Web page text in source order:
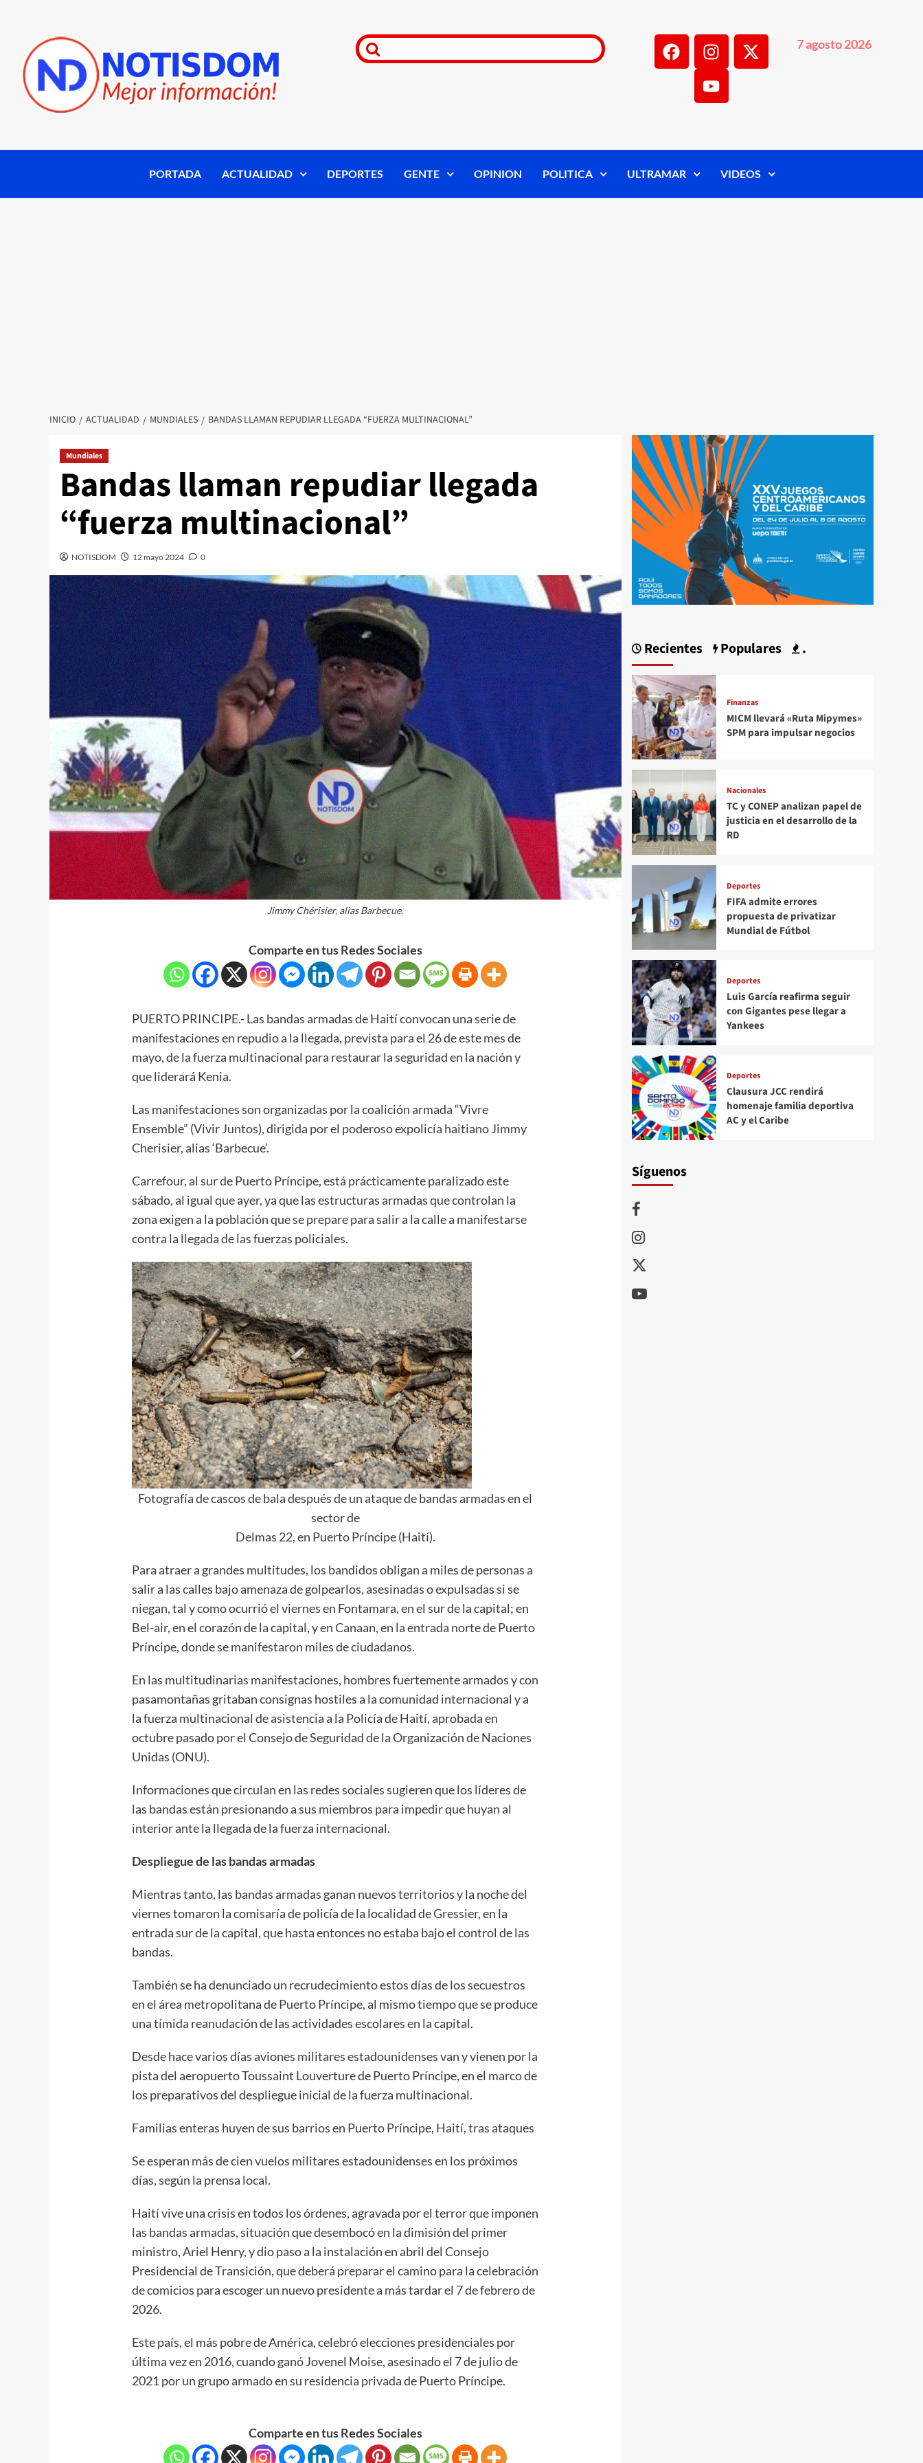
7 agosto 2026
PORTADA ACTUALIDAD DEPORTES GENTE OPINION POLITICA ULTRAMAR VIDEOS
INICIO ACTUALIDAD MUNDIALES BANDAS LLAMAN REPUDIAR LLEGADA “FUERZA MULTINACIONAL”
Mundiales
Bandas llaman repudiar llegada
“fuerza multinacional”
NOTISDOM 12 mayo 2024 0
Jimmy Chérisier, alias Barbecue.
Comparte en tus Redes Sociales
PUERTO PRINCIPE.- Las bandas armadas de Haití convocan una serie de
manifestaciones en repudio a la llegada, prevista para el 26 de este mes de
mayo, de la fuerza multinacional para restaurar la seguridad en la nación y
que liderará Kenia.
Las manifestaciones son organizadas por la coalición armada “Vivre
Ensemble” (Vivir Juntos), dirigida por el poderoso expolicía haitiano Jimmy
Cherisier, alias ‘Barbecue’.
Carrefour, al sur de Puerto Príncipe, está prácticamente paralizado este
sábado, al igual que ayer, ya que las estructuras armadas que controlan la
zona exigen a la población que se prepare para salir a la calle a manifestarse
contra la llegada de las fuerzas policiales.
Fotografía de cascos de bala después de un ataque de bandas armadas en el
sector de
Delmas 22, en Puerto Príncipe (Haití).
Para atraer a grandes multitudes, los bandidos obligan a miles de personas a
salir a las calles bajo amenaza de golpearlos, asesinadas o expulsadas si se
niegan, tal y como ocurrió el viernes en Fontamara, en el sur de la capital; en
Bel-air, en el corazón de la capital, y en Canaan, en la entrada norte de Puerto
Príncipe, donde se manifestaron miles de ciudadanos.
En las multitudinarias manifestaciones, hombres fuertemente armados y con
pasamontañas gritaban consignas hostiles a la comunidad internacional y a
la fuerza multinacional de asistencia a la Policía de Haití, aprobada en
octubre pasado por el Consejo de Seguridad de la Organización de Naciones
Unidas (ONU).
Informaciones que circulan en las redes sociales sugieren que los líderes de
las bandas están presionando a sus miembros para impedir que huyan al
interior ante la llegada de la fuerza internacional.
Despliegue de las bandas armadas
Mientras tanto, las bandas armadas ganan nuevos territorios y la noche del
viernes tomaron la comisaría de policía de la localidad de Gressier, en la
entrada sur de la capital, que hasta entonces no estaba bajo el control de las
bandas.
También se ha denunciado un recrudecimiento estos días de los secuestros
en el área metropolitana de Puerto Príncipe, al mismo tiempo que se produce
una tímida reanudación de las actividades escolares en la capital.
Desde hace varios días aviones militares estadounidenses van y vienen por la
pista del aeropuerto Toussaint Louverture de Puerto Príncipe, en el marco de
los preparativos del despliegue inicial de la fuerza multinacional.
Familias enteras huyen de sus barrios en Puerto Príncipe, Haití, tras ataques
Se esperan más de cien vuelos militares estadounidenses en los próximos
días, según la prensa local.
Haití vive una crisis en todos los órdenes, agravada por el terror que imponen
las bandas armadas, situación que desembocó en la dimisión del primer
ministro, Ariel Henry, y dio paso a la instalación en abril del Consejo
Presidencial de Transición, que deberá preparar el camino para la celebración
de comicios para escoger un nuevo presidente a más tardar el 7 de febrero de
2026.
Este país, el más pobre de América, celebró elecciones presidenciales por
última vez en 2016, cuando ganó Jovenel Moise, asesinado el 7 de julio de
2021 por un grupo armado en su residencia privada de Puerto Príncipe.
Comparte en tus Redes Sociales
Recientes Populares .
Finanzas
MICM llevará «Ruta Mipymes»
SPM para impulsar negocios
Nacionales
TC y CONEP analizan papel de
justicia en el desarrollo de la
RD
Deportes
FIFA admite errores
propuesta de privatizar
Mundial de Fútbol
Deportes
Luis García reafirma seguir
con Gigantes pese llegar a
Yankees
Deportes
Clausura JCC rendirá
homenaje familia deportiva
AC y el Caribe
Síguenos